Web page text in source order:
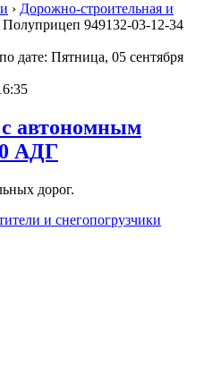
› Дорожно-строительная и
Полуприцеп 949132-03-12-34
дате: Пятница, 05 сентября
с автономным
АДГ
дорог.
и снегопогрузчики